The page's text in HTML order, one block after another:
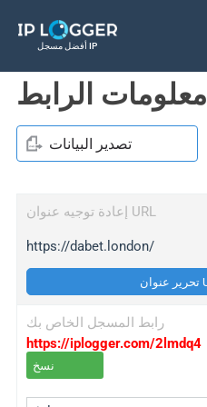
أفضل مسجل IP
معلومات الرابط
تصدير البيانات
إعادة توجيه عنوان URL
https://dabet.london/
رابط المسجل الخاص بك
https://iplogger.com/2lmdq4
نسخ